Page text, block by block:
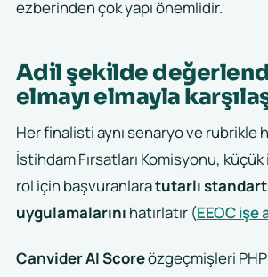
ezberinden çok yapı önemlidir.
Adil şekilde
elmayı elmayla
Her finalisti aynı senaryo ve rubrikle
İstihdam Fırsatları Komisyonu,
rol için başvuranlaratutarlı
uygulamalarını hatırlatır (EEOC işe
Canvider AI Scoreözgeçmişleri PHP